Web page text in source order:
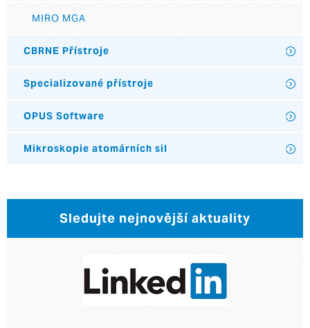
MIRO MGA
CBRNE Přístroje
Specializované přístroje
OPUS Software
Mikroskopie atomárních sil
Sledujte nejnovější aktuality